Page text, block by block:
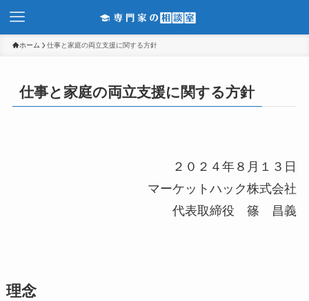
ホーム 仕事と家庭の両立支援に関する方針
仕事と家庭の両立支援に関する方針
２０２４年８月１３日
マーケットハック株式会社
代表取締役 篠 昌義
理念